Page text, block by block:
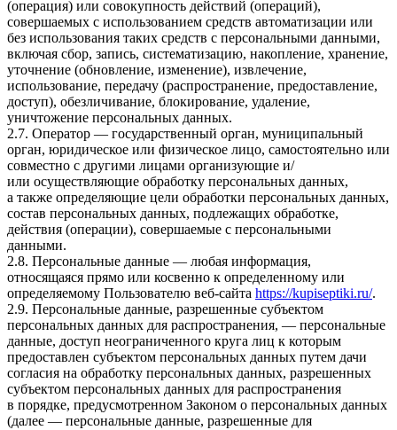
(операция) или совокупность действий (операций),
совершаемых с использованием средств автоматизации или
без использования таких средств с персональными данными,
включая сбор, запись, систематизацию, накопление, хранение,
уточнение (обновление, изменение), извлечение,
использование, передачу (распространение, предоставление,
доступ), обезличивание, блокирование, удаление,
уничтожение персональных данных.
2.7. Оператор — государственный орган, муниципальный
орган, юридическое или физическое лицо, самостоятельно или
совместно с другими лицами организующие и/
или осуществляющие обработку персональных данных,
а также определяющие цели обработки персональных данных,
состав персональных данных, подлежащих обработке,
действия (операции), совершаемые с персональными
данными.
2.8. Персональные данные — любая информация,
относящаяся прямо или косвенно к определенному или
определяемому Пользователю веб-сайта https://kupiseptiki.ru/.
2.9. Персональные данные, разрешенные субъектом
персональных данных для распространения, — персональные
данные, доступ неограниченного круга лиц к которым
предоставлен субъектом персональных данных путем дачи
согласия на обработку персональных данных, разрешенных
субъектом персональных данных для распространения
в порядке, предусмотренном Законом о персональных данных
(далее — персональные данные, разрешенные для